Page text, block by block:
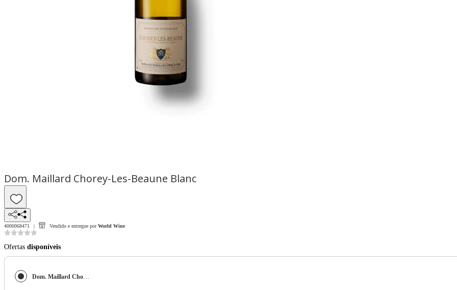
Dom. Maillard Chorey-Les-Beaune Blanc
4000068471 Vendido e entregue por World Wine
Ofertas disponíveis
Dom. Maillard Chorey-Les-Beaune Blanc